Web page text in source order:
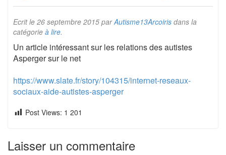
Ecrit le 26 septembre 2015 parAutisme13Arcoiris dans la
catégorie à lire.
Un article intéressant sur les relations des autistes
Asperger sur le net
https://www.slate.fr/story/104315/internet-reseaux-
sociaux-aide-autistes-asperger
Post Views: 1 201
Laisser un commentaire